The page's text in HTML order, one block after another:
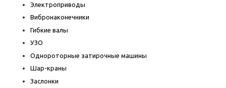
Электроприводы
Вибронаконечники
Гибкие валы
УЗО
Однороторные затирочные машины
Шар-краны
Заслонки